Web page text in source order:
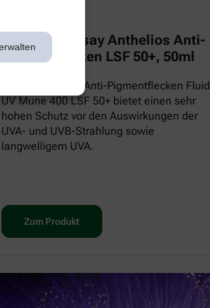
La Roche Posay Anthelios Anti-
Pigmentflecken LSF 50+, 50ml
Das ANTHELIOS Anti-Pigmentflecken Fluid
UV Mune 400 LSF 50+ bietet einen sehr
hohen Schutz vor den Auswirkungen der
UVA- und UVB-Strahlung sowie
langwelligem UVA.
Zum Produkt